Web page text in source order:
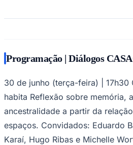
Palmeiras
Programação | Diálogos
30 de junho (terça-feira) | 17h30
habita Reflexão sobre memória,
ancestralidade a partir da
espaços. Convidados: Eduardo
Karaí, Hugo Ribas e Michelle